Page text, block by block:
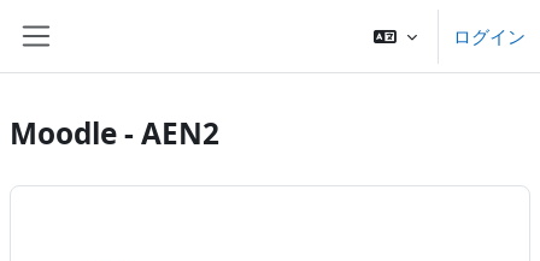
ログイン
Moodle - AEN2